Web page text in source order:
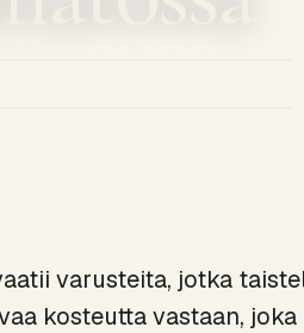
varusteita, jotka
kosteutta vastaan,